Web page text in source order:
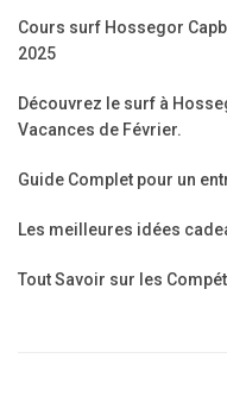
Cours surf Hossegor
2025
Découvrez le surf à
Vacances de Février.
Guide Complet pour un
Les meilleures idées
Tout Savoir sur les